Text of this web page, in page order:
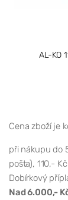
AL-KO
Cena zboží je
při nákupu do
pošta), 110,-
Dobírkový
Nad 6.000,-